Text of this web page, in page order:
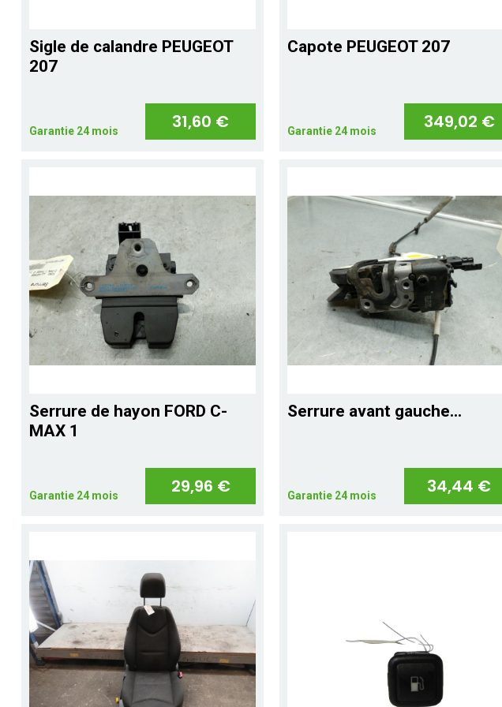
Sigle de calandre PEUGEOT
207
Garantie 24 mois 31,60 €
Capote PEUGEOT 207
Garantie 24 mois 349,02 €
Serrure de hayon FORD C-
MAX 1
Garantie 24 mois 29,96 €
Serrure avant gauche...
Garantie 24 mois 34,44 €